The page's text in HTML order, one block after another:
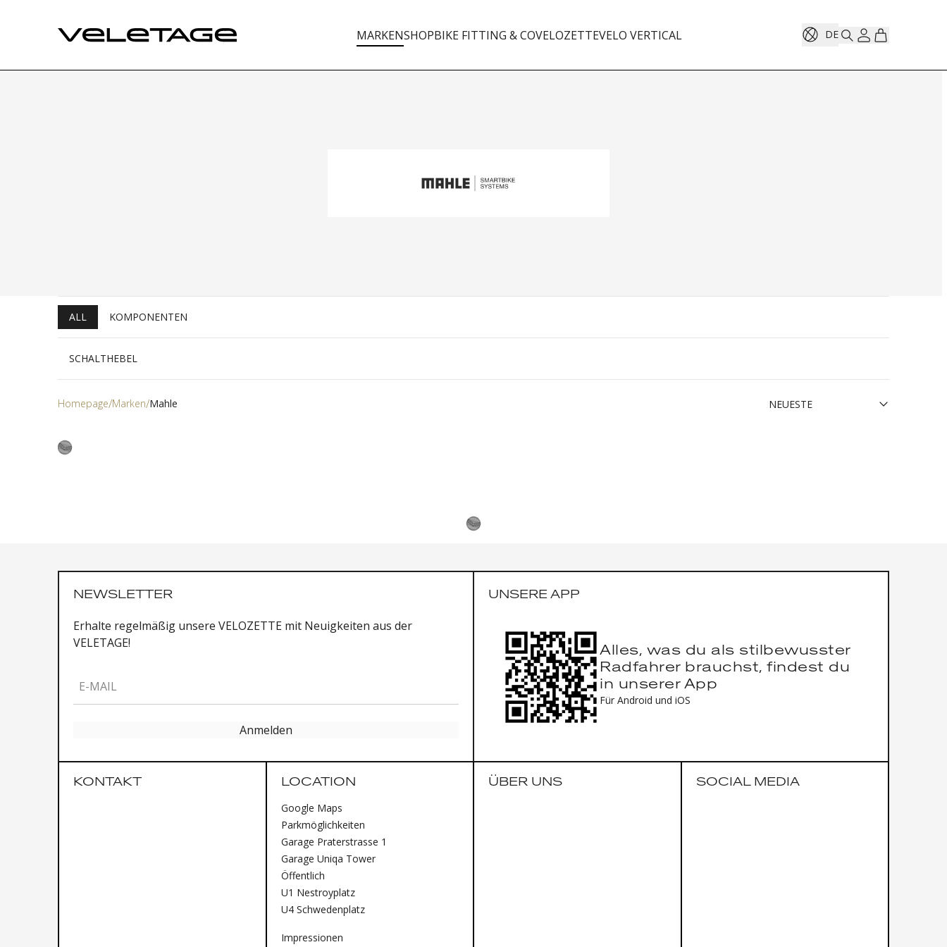
MARKENSHOPBIKE FITTING & COVELOZETTEVELO VERTICAL DE
ALL KOMPONENTEN
SCHALTHEBEL
Homepage Marken Mahle
NEWSLETTER
Erhalte regelmäßig unsere VELOZETTE mit Neuigkeiten aus der
VELETAGE!
E-MAIL
Anmelden
UNSERE APP
Alles, was du als stilbewusster
Radfahrer brauchst, findest du
in unserer App
Für Android und iOS
KONTAKT LOCATION
Google Maps
Parkmöglichkeiten
Garage Praterstrasse 1
Garage Uniqa Tower
Öffentlich
U1 Nestroyplatz
U4 Schwedenplatz
Impressionen
ÜBER UNS SOCIAL MEDIA